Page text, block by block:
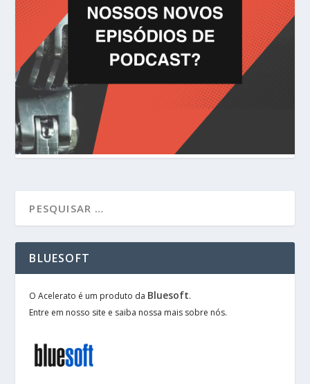
BLUESOFT
O Acelerato é um produto da Bluesoft.
Entre em nosso site e saiba nossa mais sobre nós.